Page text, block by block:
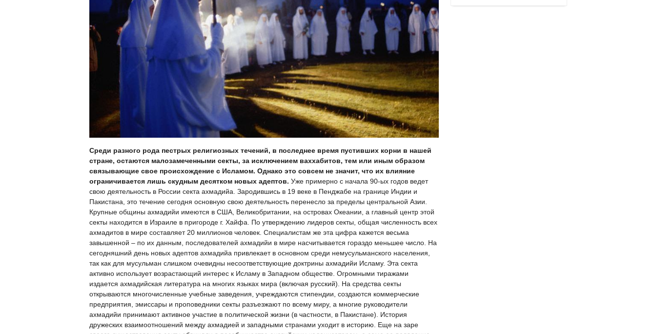
Среди разного рода пестрых религиозных течений, в последнее время пустивших корни в нашей
стране, остаются малозамеченными секты, за исключением ваххабитов, тем или иным образом
связывающие свое происхождение с Исламом. Однако это совсем не значит, что их влияние
ограничивается лишь скудным десятком новых адептов. Уже примерно с начала 90-ых годов ведет свою деятельность в России секта ахмадийа. Зародившись в 19 веке в Пенджабе на границе Индии и Пакистана, это течение сегодня основную свою деятельность перенесло за пределы центральной Азии. Крупные общины ахмадийи имеются в США, Великобритании, на островах Океании, а главный центр этой секты находится в Израиле в пригороде г. Хайфа. По утверждению лидеров секты, общая численность всех ахмадитов в мире составляет 20 миллионов человек. Специалистам же эта цифра кажется весьма завышенной – по их данным, последователей ахмадийи в мире насчитывается гораздо меньшее число. На сегодняшний день новых адептов ахмадийа привлекает в основном среди немусульманского населения, так как для мусульман слишком очевидны несоответствующие доктрины ахмадийи Исламу. Эта секта активно использует возрастающий интерес к Исламу в Западном обществе. Огромными тиражами издается ахмадийская литература на многих языках мира (включая русский). На средства секты открываются многочисленные учебные заведения, учреждаются стипендии, создаются коммерческие предприятия, эмиссары и проповедники секты разъезжают по всему миру, а многие руководители ахмадийи принимают активное участие в политической жизни (в частности, в Пакистане). История дружеских взаимоотношений между ахмадией и западными странами уходит в историю. Еще на заре своего существования секту обвиняли в пособничестве английским колонизаторам, а само ее появление связывали с деятельностью спецслужб британской империи, пытавшихся внести раскол и вызвать брожения среди мусульман. Как и в прошлом ахмадиты были весьма дружны с теми, кто, по сути, физически уничтожал мусульман, так и сегодня эта секта фактически поддерживает сионистский режим Израиля. «Создание Израиля - говорит Улла Халим, глава ахмадийской общины Хайфы - не колонизация Палестины, как утверждает мусульманское духовенство, а возвращение еврейского народа на свою землю. В Коране сказано, что Израиль вернется на землю, из которой вышел». По его словам, мусульманские богословы замалчивают и искажают подлинное отношение Корана к евреям. Сами же ахмадиты считают евреев избранным народом и верят, что евреи, вернувшись на Святую землю примут Ислам в интерпретации их секты. Однако произойдет это, только тогда, когда сами мусульмане отбросят «предрассудки» и примут «истинный Ислам» (ахмадийство). Одних этих заявлений уже достаточно, чтобы заслужить благосклонность «цивилизованного мира». Тем не менее, вышеупомянутая идея не самая экстравагантная из всех постулатов ахмадийи. Основным идеологическим столпом секты является утверждение о том, что Пророк Мухаммад (мир ему и благословение) не был последним Пророком. Ахмадиты считают, что после Посланника Аллаха (мир ему и благословение) был еще пророк – основатель секты ахмадийа Гулям Ахмед. С ранней молодости Гулям Ахмед изучал священные писания различных религий. Помимо Корана, он вчитывался в книги индуизма, иудаизма и христианства. Одновременно Гулям Ахмед проводил долгие часы в медитациях и молитвах. Пользуясь древними тибетскими техниками, он развивал в себе способность «слышать голоса», «воспринимать присутствие божественного духа», а также «постигать волю Творца». «Откровение» Гулям Ахмед, по его утверждению, получил в возрасте 50 лет. Бог якобы предписывал ему встать на «стезю верности (бая´ат)» и проповедовать «истинный Ислам» среди единоверцев и представителей других религий. С этого дня он в собственных глазах превратился в пророка, а заодно и в Махди. Прошло несколько лет, и Гулям Ахмед вдобавок назвал себя еще Аватаром индусов, земным воплощением Иисуса (мир ему), а также по совместительству Машиахом иудеев, Спасителем христиан и Майтрейей буддистов в одном лице. Он утверждал, что обладает даром предвидения и способностью творить чудеса - излечивать больных, воскрешать мертвых, навлекать проклятья на недругов и осуществлять материальные перевоплощения. Тех же своих соотечественников, которые отказались уверовать в него, как в пророка, Гулям Ахмед заклеймил "кяфирами" (неверующими). Он сравнивал себя с преданным евреями Иисусом (мир ему) и с Мухаммадом (мир ему и благословение), отвергнутым арабами-язычниками. В ответ на яростную критику исламских ученых, Гулям Ахмед заявлял, что они не понимают сути пророческой традиции и не в состоянии распознать волю Аллаха. Он соглашался, что Творец передал свою волю людям через Мухаммада (мир ему и благословение), но утверждал, что Аллах подобно заботливому отцу направил на помощь людям нового пророка-реформатора в его лице. До конца своей жизни (он умер в 1908 году) Гулям Ахмед во всем идентифицировал себя с Иисусом (мир ему). Во время проповедей его окружали 12 наиболее верных сподвижников, олицетворявших 12 библейских апостолов. Речи Гуляма Ахмеда были выдержаны в стиле Нового Завета и содержали обвинения в адрес духовенства и предрекали всем, кто отказывается признать его «пророческую миссию», страшные муки. В то же время, зачастую ведя физическую борьбу с мусульманскими учеными, он призывал к терпению, пониманию и всеобщей Любви, особенно это касалось взаимоотношений мусульман с колонизаторами англичанами и их ставленниками на местах. Несмотря на всю абсурдность притязаний новоявленного «пророка», ахмадитам по сей день удается распространять заблуждения Гулям Ахмеда. Уже упоминавшийся нами Ата Улла Халим развил идеи своего предшественника, отца-основателя секты ахмадийа. Например, он утверждает: «Не только в Коране, но и в Ветхом Завете, а затем и в Новом, у Иоанна Богослова, предсказывается появление Мухаммада, а вслед за ним - еще одного великого пророка, который приведет человечество к счастью. Но мусульманское духовенство вводит в заблуждение людей. Оно предвзято толкует тексты в святых книгах». На этом ахмадиты не останавливаются. Они утверждают в разрез ясному аяту Корана, что на самом деле Иисус (мир ему) не вознесся на небеса, а отправился на северо-запад Индии проповедовать свое учение. Ахмадиты верят, что он якобы умер в возрасте 120 лет естественной смертью в кашмирском городе Сринагаре, после чего поднялся в Царство Божье, где встретил Кришну, Будду и Моисея. Также, например, согласно учению Гулям Ахмеда, после смерти люди получают новые тела и души, в которых пребывают до Судного дня, а потустороннюю жизнь ахмадиты рассматривают всего лишь как продолжение процесса духовного совершенствования, начатого при жизни. Главным объектом паломничества у них считается не Священная Кааба в Мекке, а Кадиан, место, где жил основатель секты. Вообще, перечисление всех изысканий ахмадийи займет ни один час, да и вряд ли в этом есть необходимость. Несоответствие этой секты Исламу столь очевидно, что даже нет надобности приводить доказательства их заблуждений человеку сколько-нибудь разбирающемуся в Исламе. Во многих мусульманских странах ахмадийа не считается мусульманской общиной. В Пакистане, например, членам секты запрещено называть себя мусульманами и использовать исламскую терминологию, а Лига исламского мира объявила ахмадийю «враждебным Исламу течением». Однако, тем не менее, в последние годы ахмадийа, пользуясь религиозной безграмотностью, ведет активную проповедническую деятельность в России. Дошло до того, что Коран, изданный сектой и содержащий ошибочные комментарии в духе ахмадийи (автор Мухаммад Али), раздается в мечетях страны. Не менее впечатляет и тот факт, что в 1992 году представители секты в ходе своего визита в Россию были приняты на государственном уровне в Верховном Совете. После встречи один из депутатов В. Скурлатов заявил буквально следующее: «Мы не просто поддерживаем устремления Ахмадийской Мусульманской общины, а полностью разделяем их. Поэтому всем сторонникам Ахмадийата и желающим глубже познать его истины предлагаем обратиться к нам». Вскоре было налажено распространение сектантских книг типа «Ахмад - обетованный Мессия» и «Избранные места из писаний обетованного Мессии» по всей стране. Не менее показателен пример другой секты – бахаитов, также активно работающей в России. Учение этой секты уже настолько далеко ушло от Ислама, что ее последователи не пытаются предъявлять претензий на то, что бахаизм является подлинным Исламом. Они лишь считают, что бахаизм зародился в лоне Ислама, подобно буддизму в лоне индуизма. Сектанты рассматривают Коран лишь как одну из священных книг прошлого, наравне с писаниями других религий, а Пророк Мухаммад (мир ему и благословение) считается ими «Явителем» равным Будде и основателю бахаизма Мирзе Хусайну-Али Нури по прозвищу Баха Аллах. Эта секта откровенно проповедует религиозный синкретизм, а основными источниками вероучения являются в ней писания Мирзы Нури и его предшественника Али-Мухаммад Ширази, духовного лидера близкой к бахаизму секты бабитов. Характер этой секты вполне ясен разумеющим людям. Остановимся подробнее на ее деятельности. Сегодня в мире насчитывается от 4 до 6 миллионов последователей учения секты бахаитов. Богатые общины бахаитов имеются в Северной Америке и Западной Европе. На базе секты бахаитов имеются многочисленные финансовые и общественные структуры, клубы, издательства. Основная штаб-квартира бахаизма, называемая «Высший орган руководства в вере Бахаи Всемирный Дом Справедливости» находится, как и в случае с сектой ахмадийа, в израильском городе Хайфа. Последователи двух учений даже весьма дружны между собой. Однако сходство ахмадийи и бахаизма на этом не заканчивается. Их объединяет не только симпатия к Израилю, но также и особое теплое отношение к «свободному миру». На протяжении всей своей истории бахаиты постоянно получали поддержку со стороны властей западных государств, финансовых и общественных организаций. Объясняется это тем, что сектанты всегда были лояльны к колонизаторам, призывая к «миру», «сотрудничеству» и «любви», а общая антиисламская направленность проповеди основателя бахаизма является результатом его нескрываемой симпатии к Велибритании. Подобное сотрудничество помогло бахаизму вырасти из кучки иранских фанатиков в крупную организацию, имеющую отделение почти во всех странах мира. Ис